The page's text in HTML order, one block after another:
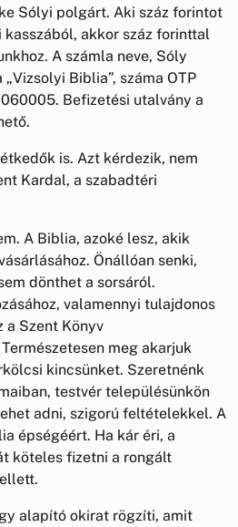
Sólyi polgárt. Aki száz forintot
akkor száz forinttal
A számla neve, Sóly
Biblia”, száma OTP
Befizetési utalvány a
is. Azt kérdezik, nem
Kardal, a szabadtéri
A Biblia, azoké lesz, akik
Önállóan senki,
dönthet a sorsáról.
valamennyi tulajdonos
a Szent Könyv
meg akarjuk
kincsünket. Szeretnénk
testvér településünkön
adni, szigorú feltételekkel. A
épségéért. Ha kár éri, a
köteles fizetni a rongált
alapító okirat rögzíti, amit